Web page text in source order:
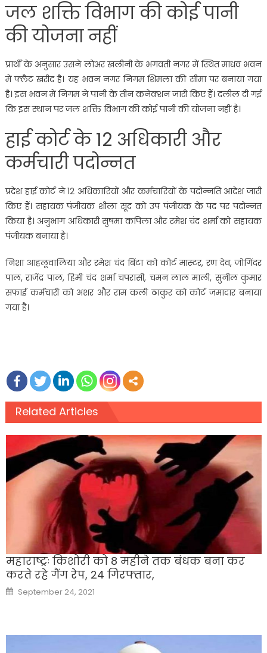
जल शक्ति विभाग की कोई पानी
की योजना नहीं
प्रार्थी के अनुसार उसने लोअर खलीनी के भगवती नगर में स्थित माधव भवन
में फ्लैट खरीद है। यह भवन नगर निगम शिमला की सीमा पर बनाया गया
है। इस भवन में निगम ने पानी के तीन कनेक्शन जारी किए हैं। दलील दी गई
कि इस स्थान पर जल शक्ति विभाग की कोई पानी की योजना नहीं है।
हाई कोर्ट के 12 अधिकारी और
कर्मचारी पदोन्नत
प्रदेश हाई कोर्ट ने 12 अधिकारियों और कर्मचारियों के पदोन्नति आदेश जारी
किए हैं। सहायक पंजीयक शीला सूद को उप पंजीयक के पद पर पदोन्नत
किया है। अनुभाग अधिकारी सुषमा कपिला और रमेश चंद शर्मा को सहायक
पंजीयक बनाया है।
निशा आहलूवालिया और रमेश चंद बिंटा को कोर्ट मास्टर, रण देव, जोगिंदर
पाल, राजेंद्र पाल, हिमी चंद शर्मा चपरासी, चमन लाल माली, सुनील कुमार
सफाई कर्मचारी को अशर और राम कली ठाकुर को कोर्ट जमादार बनाया
गया है।
Related Articles
महाराष्ट्रः किशोरी को 8 महीने तक बंधक बना कर
करते रहे गैंग रेप, 24 गिरफ्तार,
Posted
on
September 24, 2021